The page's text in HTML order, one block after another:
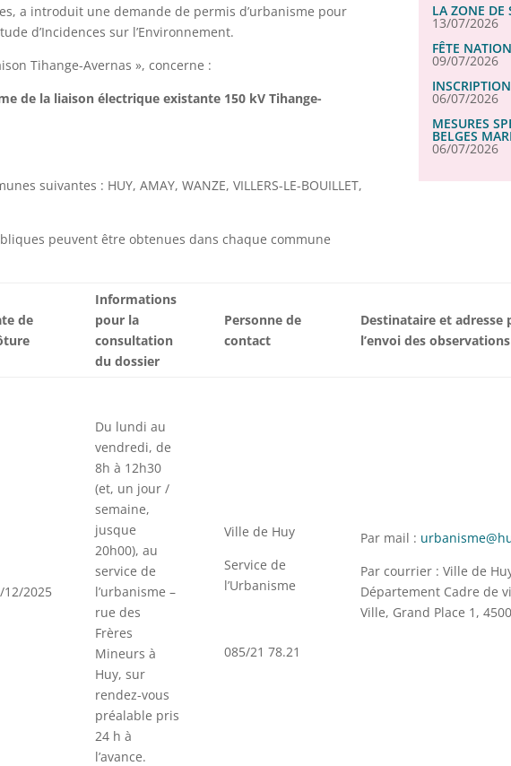
a introduit une demande de permis d’urbanisme pour
d’Incidences sur l’Environnement.
Tihange-Avernas », concerne :
de la liaison électrique existante 150 kV Tihange-
suivantes : HUY, AMAY, WANZE, VILLERS-LE-BOUILLET,
peuvent être obtenues dans chaque commune
de
Informations
pour la
consultation
du dossier
Personne de
contact
Destinataire et adresse
l’envoi des
12/2025
Du lundi au
vendredi, de
8h à 12h30
(et, un jour /
semaine,
jusque
20h00), au
service de
l’urbanisme –
rue des
Frères
Mineurs à
Huy, sur
rendez-vous
préalable pris
24 h à
l’avance.
Ville de Huy
Service de
l’Urbanisme
085/21 78.21
Par mail :
Par courrier : Ville de
Département Cadre de
Ville, Grand Place 1,
LA ZONE DE
13/07/2026
FÊTE
09/07/2026
06/07/2026
MESURES
BELGES
06/07/2026